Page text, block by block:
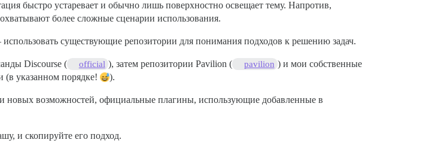
быстро устаревает и обычно лишь поверхностно освещает тему. Напротив,
более сложные сценарии использования.
существующие репозитории для понимания подходов к решению задач.
Discourse ( official ), затем репозитории Pavilion ( pavilion ) и мои собственные
(в указанном порядке!
).
новых возможностей, официальные плагины, использующие добавленные в
и скопируйте его подход.